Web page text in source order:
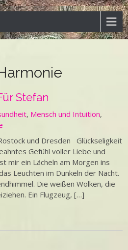
Stefan
, Mensch und Intuition,
und Dresden Glückseligkeit
Gefühl voller Liebe und
mir ein Lächeln am Morgen ins
Leuchten im Dunkeln der Nacht.
Die weißen Wolken, die
Ein Flugzeug, […]